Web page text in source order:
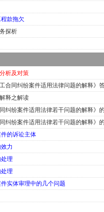
款拖欠
探析
析及对策
合同纠纷案件适用法律问题的解释》
释之解读
纠纷案件适用法律若干问题的解释》
纠纷案件适用法律若干问题的解释》
的诉讼主体
力
理
理
实体审理中的几个问题